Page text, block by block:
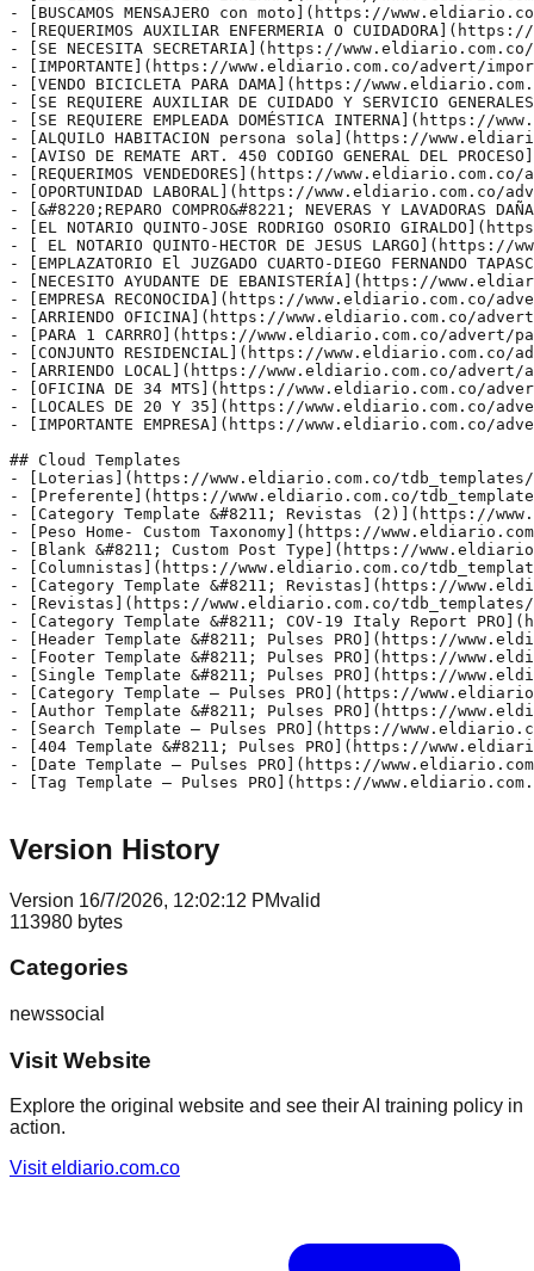
- [Footer Template &#8211; Pulses PRO](https://
- [Single Template &#8211; Pulses PRO](https://www.eldiario.com.co/
- [Category Template – Pulses PRO](https://
- [Author Template &#8211; Pulses PRO](https://
- [Search Template – Pulses PRO](https://
- [404 Template &#8211; Pulses PRO](https://
- [Date Template – Pulses PRO](https://
- [Tag Template – Pulses PRO](https://
Version History
Version 16/7/2026, 12:02:12 PMvalid
113980 bytes
Categories
newssocial
Visit Website
Explore the original website and see their AI training policy in
action.
Visiteldiario.com.co